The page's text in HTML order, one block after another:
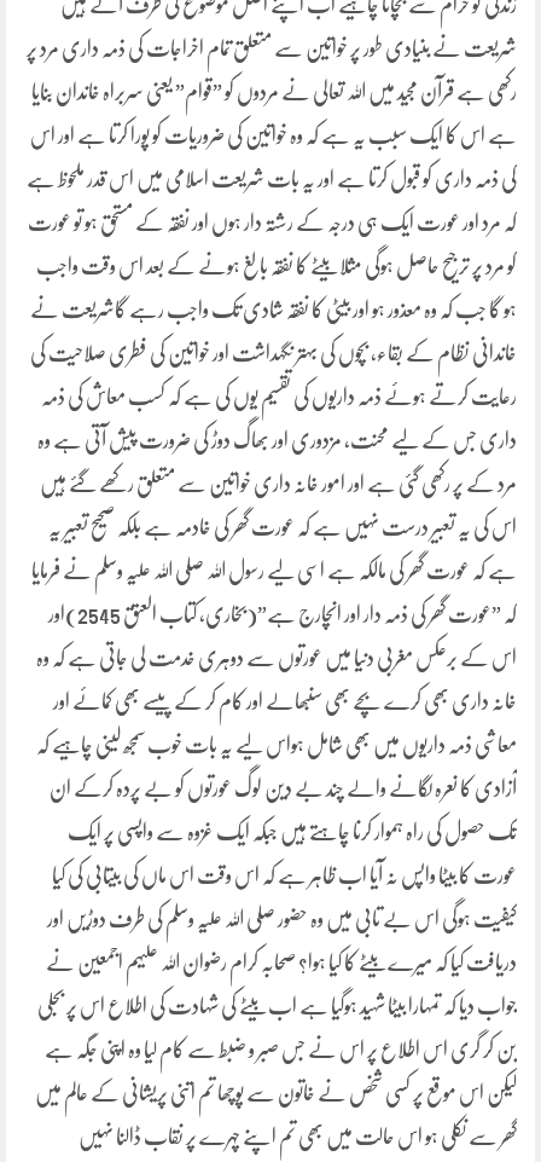
زندگی کو حرام سے بچانا چاہیے اب اپنے اصل موضوع کی طرف آتے ہیں
شریعت نے بنیادی طور پر خواتین سے متعلق تمام اخراجات کی ذمہ داری مرد پر
رکھی ہے قرآن مجید میں اللہ تعالی نے مردوں کو ”قوام” یعنی سربراہ خاندان بنایا
ہے اس کا ایک سبب یہ ہے کہ وہ خواتین کی ضروریات کو پورا کرتا ہے اور اس
کی ذمہ داری کو قبول کرتا ہے اور یہ بات شریعت اسلامی میں اس قدر ملحوظ ہے
کہ مرد اور عورت ایک ہی درجہ کے رشتہ دار ہوں اور نفقہ کے مستحق ہو تو عورت
کو مرد پر ترجیح حاصل ہوگی مثلا بیٹے کا نفقہ بالغ ہونے کے بعد اس وقت واجب
ہو گا جب کہ وہ معذور ہو اور بیٹی کا نفقہ شادی تک واجب رہے گاشریعت نے
خاندانی نظام کے بقاء، بچوں کی بہتر نگہداشت اور خواتین کی فطری صلاحیت کی
رعایت کرتے ہوئے ذمہ داریوں کی تقسیم یوں کی ہے کہ کسب معاش کی ذمہ
داری جس کے لیے محنت، مزدوری اور بھاگ دوڑ کی ضرورت پیش آتی ہے وہ
مرد کے پر رکھی گئی ہے اور امور خانہ داری خواتین سے متعلق رکھے گئے ہیں
اس کی یہ تعبیر درست نہیں ہے کہ عورت گھر کی خادمہ ہے بلکہ صحیح تعبیر یہ
ہے کہ عورت گھر کی مالکہ ہے اسی لیے رسول اللہ صلی اللہ علیہ وسلم نے فرمایا
کہ ”عورت گھر کی ذمہ دار اور انچارج ہے”(بخاری، کتاب العتق 2545)اور
اس کے برعکس مغربی دنیا میں عورتوں سے دوہری خدمت لی جاتی ہے کہ وہ
خانہ داری بھی کرے بچے بھی سنبھالے اور کام کر کے پیسے بھی کمائے اور
معاشی ذمہ داریوں میں بھی شامل ہواس لیے یہ بات خوب سمجھ لینی چاہیے کہ
آزادی کا نعرہ لگانے والے چند بے دین لوگ عورتوں کو بے پردہ کرکے ان
تک حصول کی راہ ہموار کرنا چاہتے ہیں جبکہ ایک غزوہ سے واپسی پر ایک
عورت کا بیٹا واپس نہ آیا اب ظاہر ہے کہ اس وقت اس ماں کی بیتابی کی کیا
کیفیت ہوگی اس بے تابی میں وہ حضور صلی اللہ علیہ وسلم کی طرف دوڑیں اور
دریافت کیا کہ میرے بیٹے کا کیا ہوا؟ صحابہ کرام رضوان اللہ علیہم اجمعین نے
جواب دیا کہ تمہارا بیٹا شہید ہوگیا ہے اب بیٹے کی شہادت کی اطلاع اس پر بجلی
بن کر گری اس اطلاع پر اس نے جس صبر و ضبط سے کام لیا وہ اپنی جگہ ہے
لیکن اس موقع پر کسی شخص نے خاتون سے پوچھا تم اتنی پریشانی کے عالم میں
گھر سے نکلی ہو اس حالت میں بھی تم اپنے چہرے پر نقاب ڈالنا نہیں